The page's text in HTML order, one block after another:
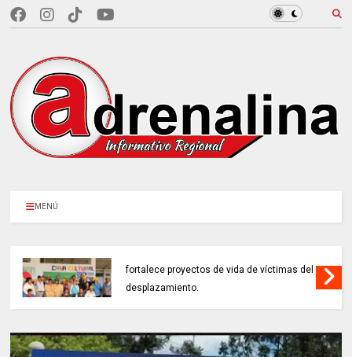
MENÚ
fortalece proyectos de vida de víctimas del
desplazamiento.